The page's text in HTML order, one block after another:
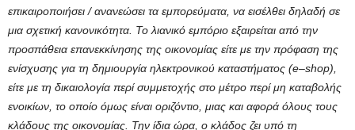
επικαιροποιήσει / ανανεώσει τα εμπορεύματα, να εισέλθει δηλαδή σε
μια σχετική κανονικότητα. Το λιανικό εμπόριο εξαιρείται από την
προσπάθεια επανεκκίνησης της οικονομίας είτε με την πρόφαση της
ενίσχυσης για τη δημιουργία ηλεκτρονικού καταστήματος (e–shop),
είτε με τη δικαιολογία περί συμμετοχής στο μέτρο περί μη καταβολής
ενοικίων, το οποίο όμως είναι οριζόντιο, μιας και αφορά όλους τους
κλάδους της οικονομίας. Την ίδια ώρα, ο κλάδος ζει υπό τη